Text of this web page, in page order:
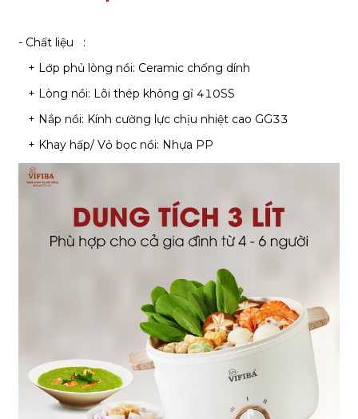
- Chất liệu :
+ Lớp phủ lòng nồi: Ceramic chống dính
+ Lòng nồi: Lõi thép không gỉ 410SS
+ Nắp nồi: Kính cường lực chịu nhiệt cao GG33
+ Khay hấp/ Vỏ bọc nồi: Nhựa PP